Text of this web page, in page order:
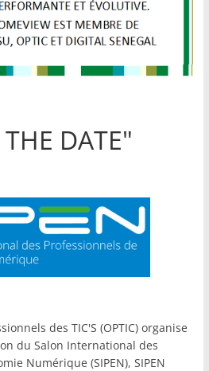
DATE"
des TIC'S (OPTIC) organise
du Salon International des
Numérique (SIPEN), SIPEN